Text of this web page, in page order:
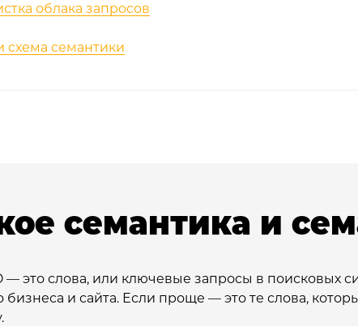
облака запросов
схема семантики
семантика и
— это слова, или ключевые запросы в поисковых
бизнеса и сайта. Если проще — это те слова,